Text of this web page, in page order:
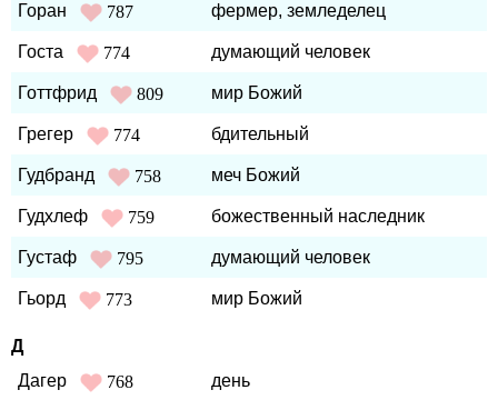
Горан 787 фермер, земледелец
Госта 774 думающий человек
Готтфрид 809 мир Божий
Грегер 774 бдительный
Гудбранд 758 меч Божий
Гудхлеф 759 божественный наследник
Густаф 795 думающий человек
Гьорд 773 мир Божий
Д
Дагер
768 день